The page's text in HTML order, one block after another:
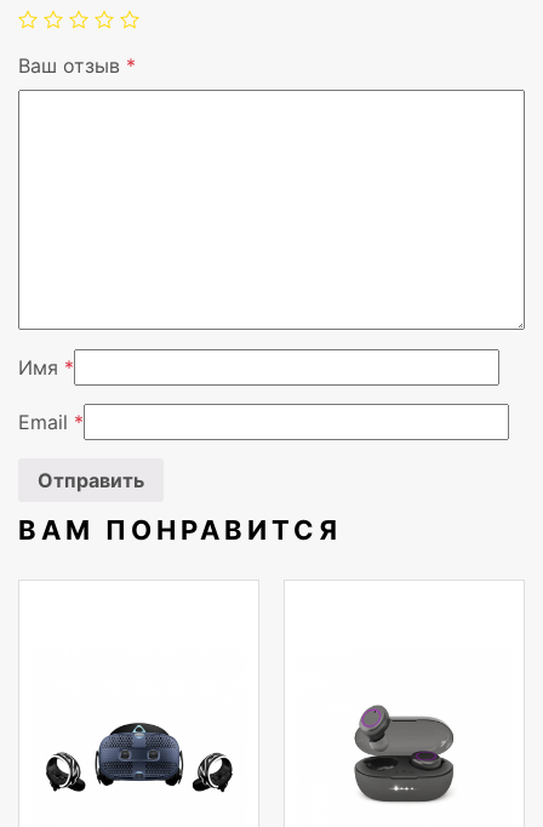
Ваш отзыв *
Имя *
Email *
ВАМ ПОНРАВИТСЯ